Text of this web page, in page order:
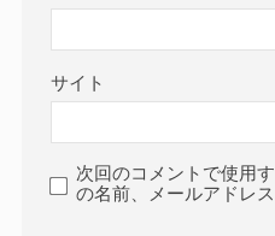
サイト
次回のコメントで使用
の名前、メールアドレ